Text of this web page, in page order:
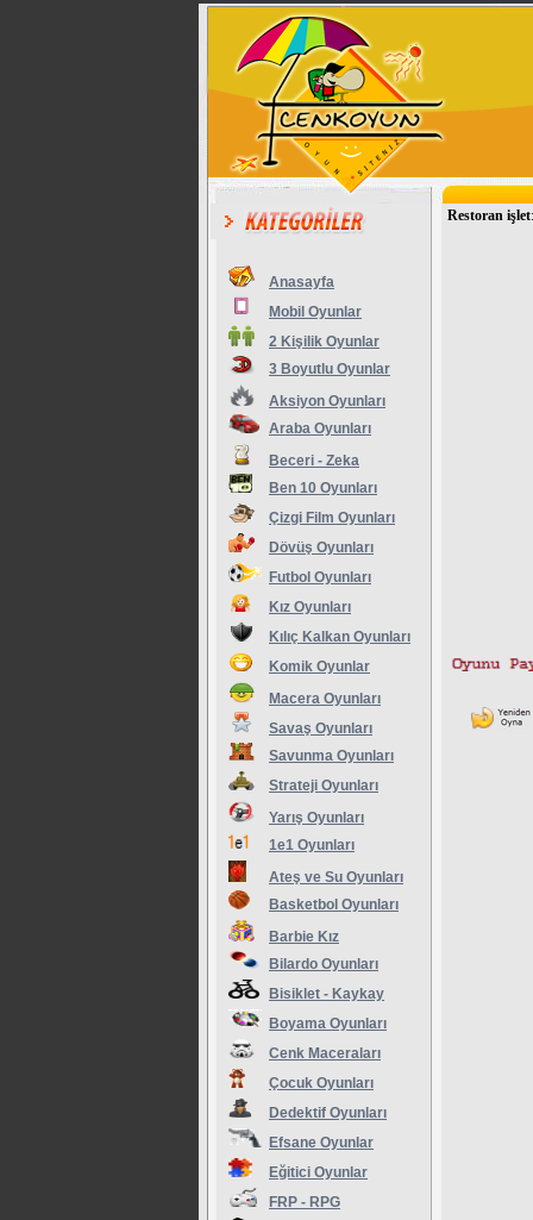
Anasayfa
Mobil Oyunlar
2 Kişilik Oyunlar
3 Boyutlu Oyunlar
Aksiyon Oyunları
Araba Oyunları
Beceri - Zeka
Ben 10 Oyunları
Çizgi Film Oyunları
Dövüş Oyunları
Futbol Oyunları
Kız Oyunları
Kılıç Kalkan Oyunları
Komik Oyunlar
Macera Oyunları
Savaş Oyunları
Savunma Oyunları
Strateji Oyunları
Yarış Oyunları
1e1 Oyunları
Ateş ve Su Oyunları
Basketbol Oyunları
Barbie Kız
Bilardo Oyunları
Bisiklet - Kaykay
Boyama Oyunları
Cenk Maceraları
Çocuk Oyunları
Dedektif Oyunları
Efsane Oyunlar
Eğitici Oyunlar
FRP - RPG
Restoran işlet